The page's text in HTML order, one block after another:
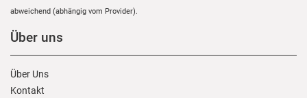
abweichend (abhängig vom Provider).
Über uns
Über Uns
Kontakt